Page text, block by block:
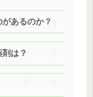
あるのか？
は？